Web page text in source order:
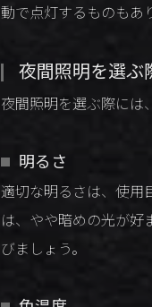
動で点灯するものもあ
夜間照明を選ぶ
夜間照明を選ぶ際には
明るさ
適切な明るさは、使用
は、やや暗めの光が好
びましょう。